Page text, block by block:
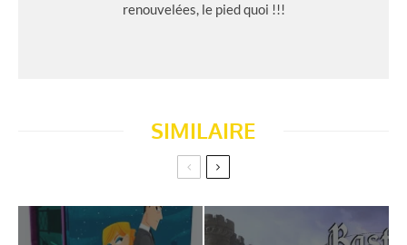
renouvelées, le pied quoi !!!
SIMILAIRE